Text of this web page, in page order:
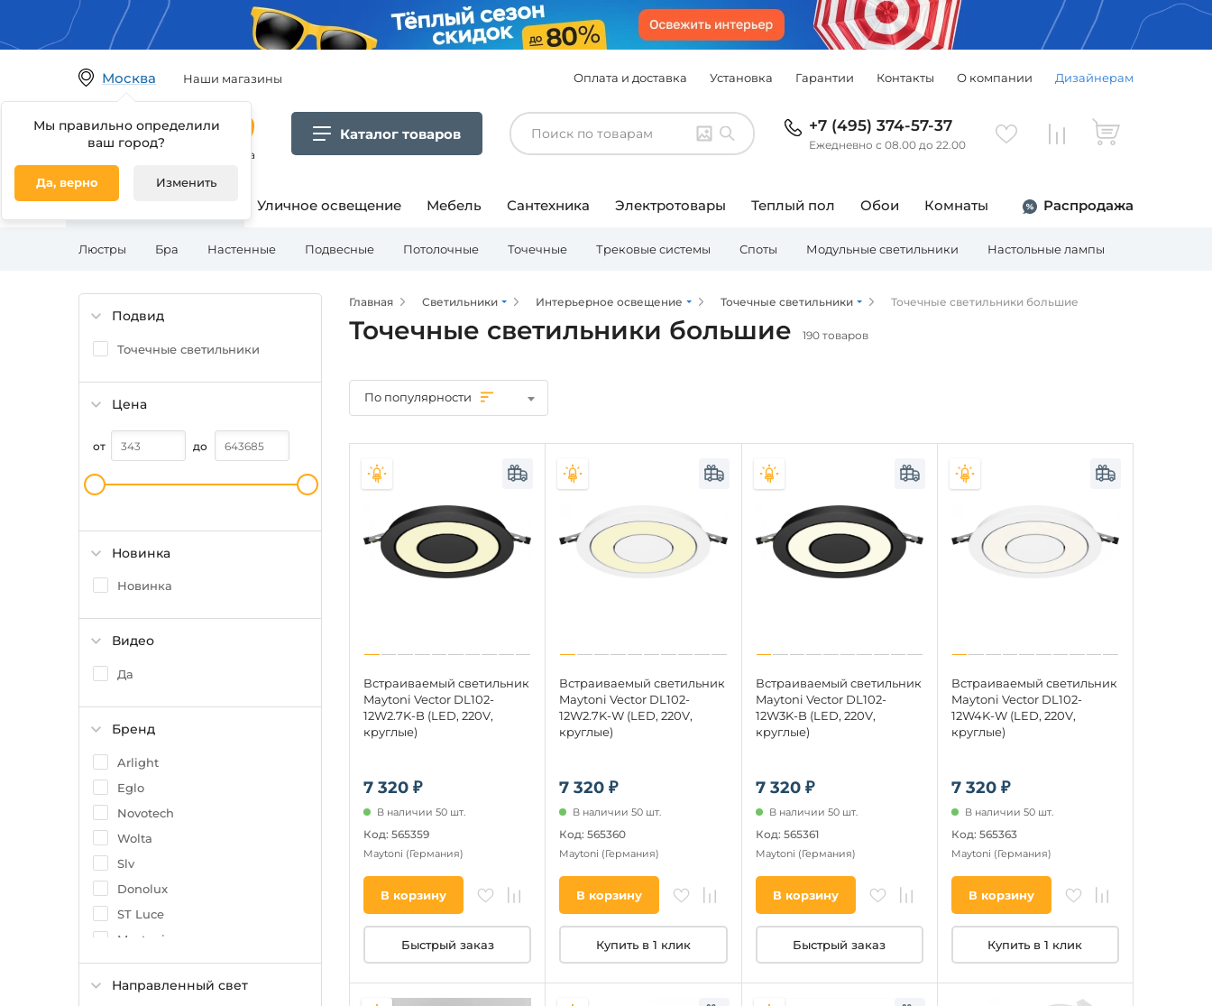
Москва
Мы правильно определили
ваш город?
Да, верно Изменить
Наши магазины Оплата и доставка Установка Гарантии Контакты О компании Дизайнерам
Гипермаркет товаров для дома
Каталог товаров +7 (495) 374-57-37
Ежедневно с 08.00 до 22.00
Освещение для дома Уличное освещение Мебель Сантехника Электротовары Теплый пол Обои Комнаты Распродажа
Люстры Бра Настенные Подвесные Потолочные Точечные Трековые системы Споты Модульные светильники Настольные лампы
Подвид
Точечные светильники
Цена
от до
Новинка
Новинка
Видео
Да
Бренд
Arlight
Eglo
Novotech
Wolta
Slv
Donolux
ST Luce
Maytoni
Mantra
Deko-Light
Направленный свет
Главная Светильники Интерьерное освещение Точечные светильники Точечные светильники большие
Точечные светильники большие 190 товаров
По популярности
7 320 ₽
Встраиваемый светильник
Maytoni Vector DL102-
12W2.7K-B (LED, 220V,
круглые)
В наличии 50 шт.
Код: 565359
Maytoni (Германия)
В корзину
Быстрый заказ
7 320 ₽
Встраиваемый светильник
Maytoni Vector DL102-
12W2.7K-W (LED, 220V,
круглые)
В наличии 50 шт.
Код: 565360
Maytoni (Германия)
В корзину
Купить в 1 клик
7 320 ₽
Встраиваемый светильник
Maytoni Vector DL102-
12W3K-B (LED, 220V,
круглые)
В наличии 50 шт.
Код: 565361
Maytoni (Германия)
В корзину
Быстрый заказ
7 320 ₽
Встраиваемый светильник
Maytoni Vector DL102-
12W4K-W (LED, 220V,
круглые)
В наличии 50 шт.
Код: 565363
Maytoni (Германия)
В корзину
Купить в 1 клик